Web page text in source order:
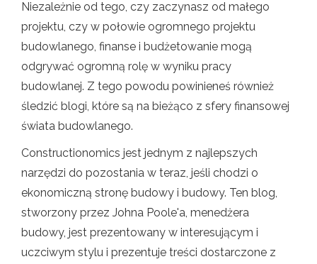
Niezależnie od tego, czy zaczynasz od małego
projektu, czy w połowie ogromnego projektu
budowlanego, finanse i budżetowanie mogą
odgrywać ogromną rolę w wyniku pracy
budowlanej. Z tego powodu powinieneś również
śledzić blogi, które są na bieżąco z sfery finansowej
świata budowlanego.
Constructionomics jest jednym z najlepszych
narzędzi do pozostania w teraz, jeśli chodzi o
ekonomiczną stronę budowy i budowy. Ten blog,
stworzony przez Johna Poole'a, menedżera
budowy, jest prezentowany w interesującym i
uczciwym stylu i prezentuje treści dostarczone z